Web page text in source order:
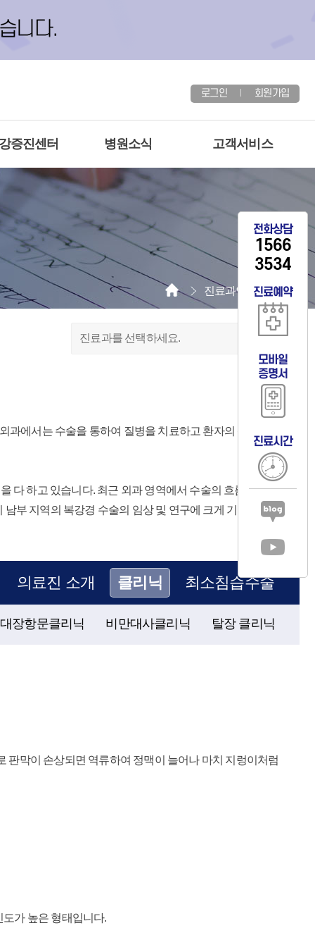
전화상담
1566
3534
진료예약
모바일
증명서
진료시간
로그인 회원가입
증진센터 병원소식 고객서비스
진료과안내 외과
진료과를 선택하세요.
에서는 수술을 통하여 질병을 치료하고 환자의 신체 기능의
다 하고 있습니다. 최근 외과 영역에서 수술의 흐름이
부 지역의 복강경 수술의 임상 및 연구에 크게 기여 하고
의료진 소개 클리닉 최소침습수술
대장항문클리닉 비만대사클리닉 탈장 클리닉
판막이 손상되면 역류하여 정맥이 늘어나 마치 지렁이처럼
가 높은 형태입니다.